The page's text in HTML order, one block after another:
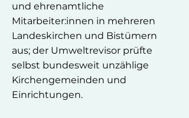
und ehrenamtliche
Mitarbeiter:innen in mehreren
Landeskirchen und Bistümern
aus; der Umweltrevisor prüfte
selbst bundesweit unzählige
Kirchengemeinden und
Einrichtungen.